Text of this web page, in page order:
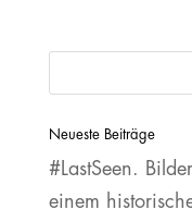
Neueste Beiträge
#LastSeen.
einem